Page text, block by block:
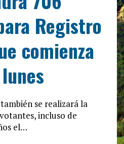
Registro
comienza
se realizará la
incluso de
el…